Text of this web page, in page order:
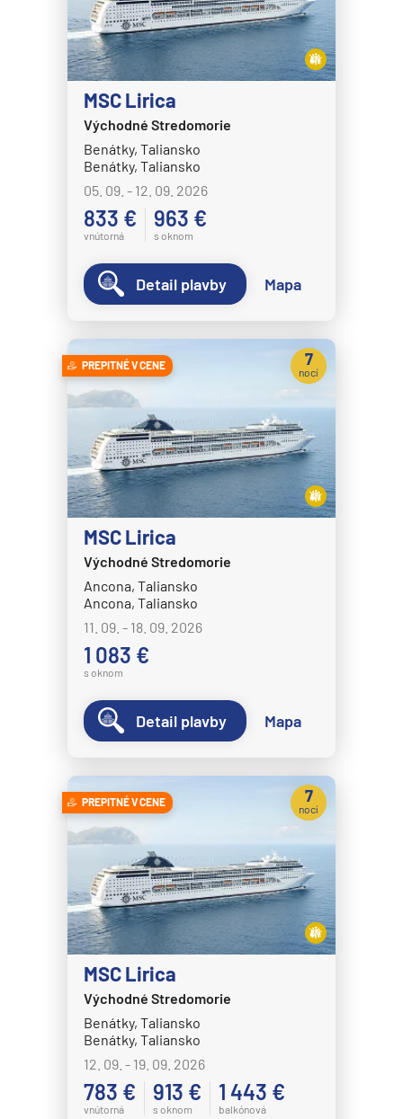
MSC Lirica
Východné Stredomorie
Benátky, Taliansko
Benátky, Taliansko
05. 09. - 12. 09. 2026
833 €
vnútorná
963 €
s oknom
Detail plavby Mapa
PREPITNÉ V CENE
MSC Lirica
Východné Stredomorie
Ancona, Taliansko
Ancona, Taliansko
11. 09. - 18. 09. 2026
1 083 €
s oknom
7
nocí
Detail plavby Mapa
PREPITNÉ V CENE
MSC Lirica
Východné Stredomorie
Benátky, Taliansko
Benátky, Taliansko
12. 09. - 19. 09. 2026
783 €
vnútorná
913 €
s oknom
1 443 €
balkónová
7
nocí